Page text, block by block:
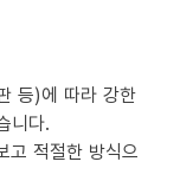
등)에 따라 강한
니다.
고 적절한 방식으